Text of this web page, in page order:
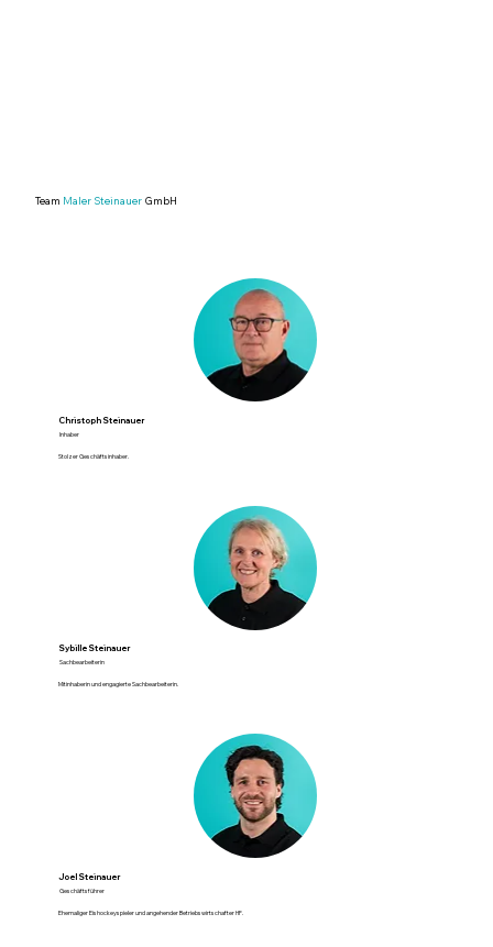
Team Maler SteinauerGmbH
Christoph Steinauer
Inhaber
Stolzer Geschäftsinhaber.
Sybille Steinauer
Sachbearbeiterin
Mitinhaberin und engagierte Sachbearbeiterin.
Joel Steinauer
Geschäftsführer
Ehemaliger Eishockeyspieler und angehender Betriebswirtschafter HF.